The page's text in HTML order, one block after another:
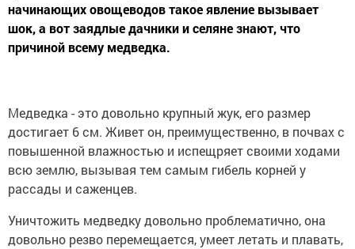
начинающих овощеводов такое явление вызывает
шок, а вот заядлые дачники и селяне знают, что
причиной всему медведка.
Медведка - это довольно крупный жук, его размер
достигает 6 см. Живет он, преимущественно, в почвах с
повышенной влажностью и испещряет своими ходами
всю землю, вызывая тем самым гибель корней у
рассады и саженцев.
Уничтожить медведку довольно проблематично, она
довольно резво перемещается, умеет летать и плавать,